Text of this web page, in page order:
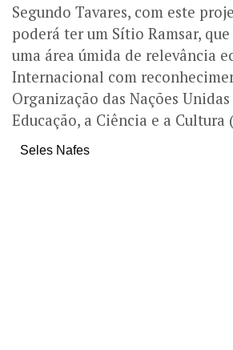
Segundo Tavares, com este
poderá ter um Sítio Ramsar,
uma área úmida de relevância
Internacional com
Organização das Nações Unidas
Educação, a Ciência e a Cultura
Seles Nafes